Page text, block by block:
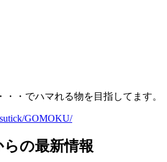
・でハマれる物を目指してます。
GOMOKU/
の最新情報